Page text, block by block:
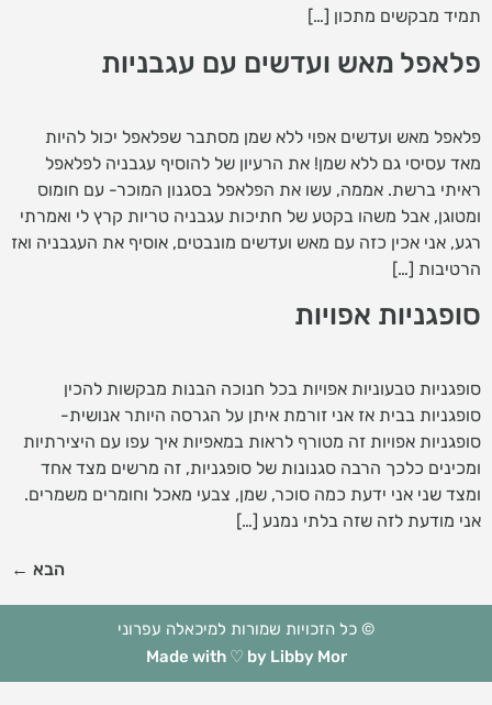
תמיד מבקשים מתכון […]
פלאפל מאש ועדשים עם עגבניות
פלאפל מאש ועדשים אפוי ללא שמן מסתבר שפלאפל יכול להיות
מאד עסיסי גם ללא שמן! את הרעיון של להוסיף עגבניה לפלאפל
ראיתי ברשת. אממה, עשו את הפלאפל בסגנון המוכר- עם חומוס
ומטוגן, אבל משהו בקטע של חתיכות עגבניה טריות קרץ לי ואמרתי
רגע, אני אכין כזה עם מאש ועדשים מונבטים, אוסיף את העגבניה ואז
הרטיבות […]
סופגניות אפויות
סופגניות טבעוניות אפויות בכל חנוכה הבנות מבקשות להכין
סופגניות בבית אז אני זורמת איתן על הגרסה היותר אנושית-
סופגניות אפויות זה מטורף לראות במאפיות איך עפו עם היצירתיות
ומכינים כלכך הרבה סגנונות של סופגניות, זה מרשים מצד אחד
ומצד שני אני ידעת כמה סוכר, שמן, צבעי מאכל וחומרים משמרים.
אני מודעת לזה שזה בלתי נמנע […]
הבא ←
© כל הזכויות שמורות למיכאלה עפרוני
Made with ♡ by Libby Mor